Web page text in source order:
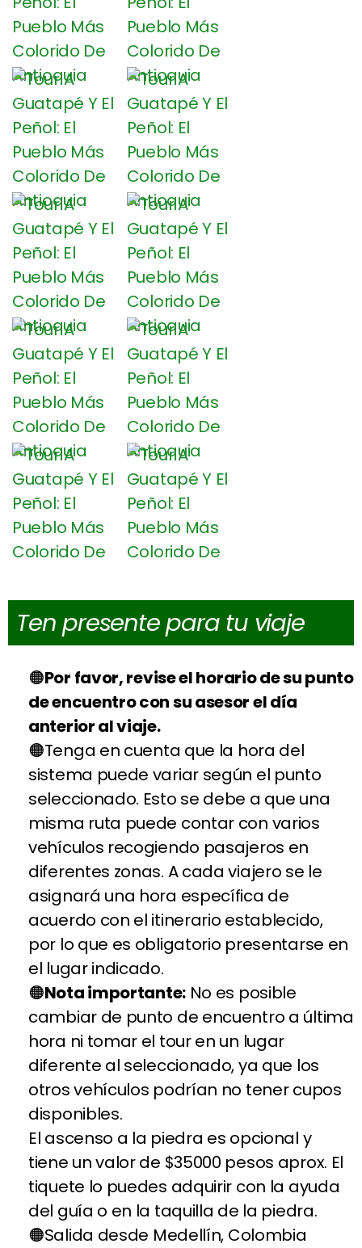
Ten presente para tu viaje
Por favor, revise el horario de su punto
de encuentro con su asesor el día
anterior al viaje.
Tenga en cuenta que la hora del
sistema puede variar según el punto
seleccionado. Esto se debe a que una
misma ruta puede contar con varios
vehículos recogiendo pasajeros en
diferentes zonas. A cada viajero se le
asignará una hora específica de
acuerdo con el itinerario establecido,
por lo que es obligatorio presentarse en
el lugar indicado.
Nota importante:No es posible
cambiar de punto de encuentro a última
hora ni tomar el tour en un lugar
diferente al seleccionado, ya que los
otros vehículos podrían no tener cupos
disponibles.
El ascenso a la piedra es opcional y
tiene un valor de $35000 pesos aprox. El
tiquete lo puedes adquirir con la ayuda
del guía o en la taquilla de la piedra.
Salida desde Medellín, Colombia